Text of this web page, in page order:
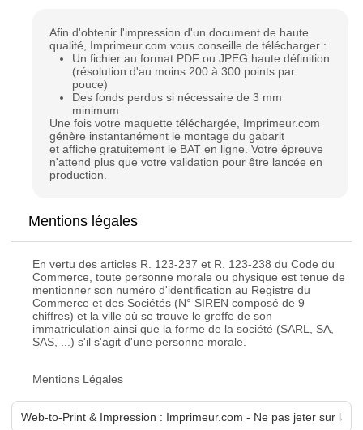
Afin d'obtenir l'impression d'un document de haute
qualité, Imprimeur.com vous conseille de télécharger :
Un fichier au format PDF ou JPEG haute définition
(résolution d'au moins 200 à 300 points par
pouce)
Des fonds perdus si nécessaire de 3 mm
minimum
Une fois votre maquette téléchargée, Imprimeur.com
génère instantanément le montage du gabarit
et affiche gratuitement le BAT en ligne. Votre épreuve
n'attend plus que votre validation pour être lancée en
production.
Mentions légales
En vertu des articles R. 123-237 et R. 123-238 du Code du
Commerce, toute personne morale ou physique est tenue de
mentionner son numéro d'identification au Registre du
Commerce et des Sociétés (N° SIREN composé de 9
chiffres) et la ville où se trouve le greffe de son
immatriculation ainsi que la forme de la société (SARL, SA,
SAS, ...) s'il s'agit d'une personne morale.
Mentions Légales